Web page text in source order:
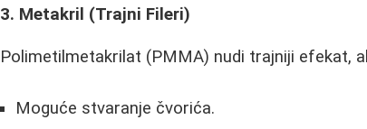
3. Metakril (Trajni Fileri)
Polimetilmetakrilat (PMMA) nudi trajniji efekat,
Moguće stvaranje čvorića.